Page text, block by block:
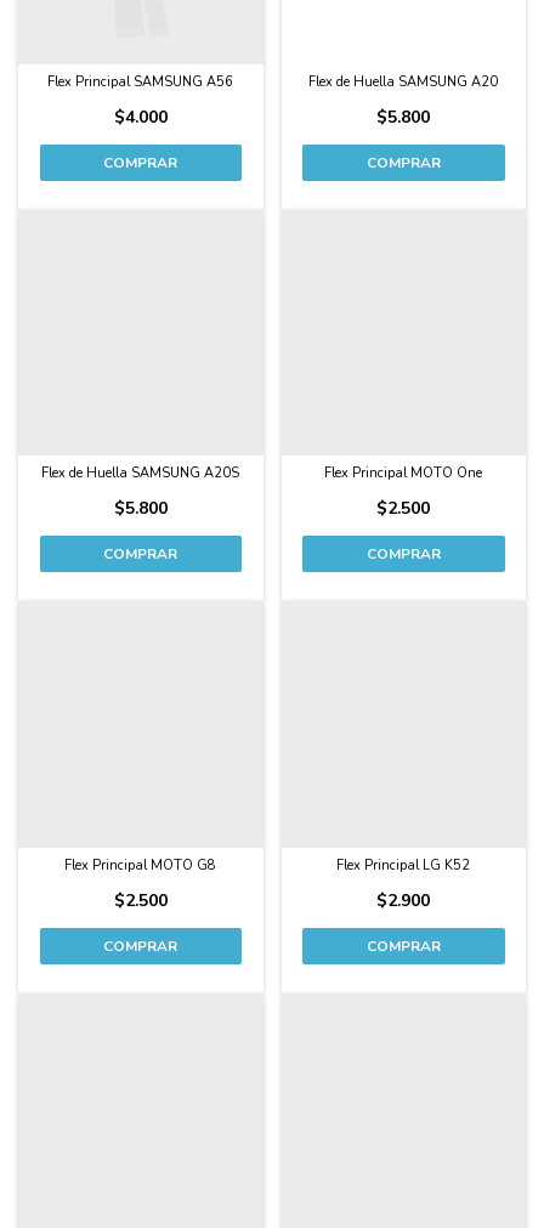
Flex Principal SAMSUNG A56
$4.000
Flex de Huella SAMSUNG A20
$5.800
Flex de Huella SAMSUNG A20S
$5.800
COMPRAR
Flex Principal MOTO One
$2.500
Flex Principal MOTO G8
$2.500
Flex Principal LG K52
$2.900